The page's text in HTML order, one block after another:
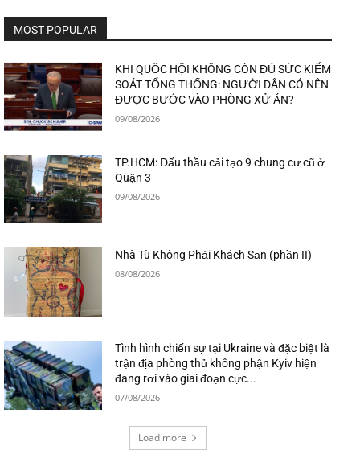
MOST POPULAR
KHI QUỐC HỘI KHÔNG CÒN ĐỦ SỨC KIỂM
SOÁT TỔNG THỐNG: NGƯỜI DÂN CÓ NÊN
ĐƯỢC BƯỚC VÀO PHÒNG XỬ ÁN?
09/08/2026
TP.HCM: Đấu thầu cải tạo 9 chung cư cũ ở
Quận 3
09/08/2026
Nhà Tù Không Phải Khách Sạn (phần II)
08/08/2026
Tình hình chiến sự tại Ukraine và đặc biệt là
trận địa phòng thủ không phận Kyiv hiện
đang rơi vào giai đoạn cực...
07/08/2026
Load more